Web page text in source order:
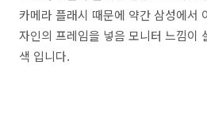
카메라 플래시 때문에 약간 삼성에서
자인의 프레임을 넣음 모니터 느낌이
색 입니다.